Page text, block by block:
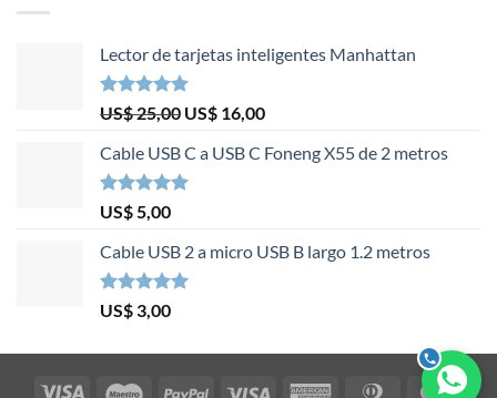
Lector de tarjetas inteligentes Manhattan
Valorado en
5.00
de 5
US$25,00 El
original
era:
US$ 16,00El
actual
Cable USB C a USB C Foneng X55 de 2 metros
Valorado en
5.00
de 5
US$5,00
Cable USB 2 a micro USB B largo 1.2 metros
Valorado en
5.00
de 5
US$ 3,00
Visa Maestro PayPal Visa American Dinners